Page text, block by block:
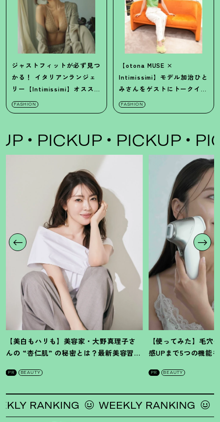
ジャストフィットが必ず見つ
かる ！
イタリアンランジェ
リー【Intimissimi】オススメ
のベーシックライン5選
FASHION
【otona MUSE ×
Intimissimi】モデル加治ひと
みさんをゲストにトークイベ
ントを開催
FASHION
PICKUP PICKUP
【美白もハリも】美容家・大野真理子さ
んの “杏仁肌” の秘密とは ？ 最新美容習慣
PR BEAUTY
【使ってみた】毛穴
感UPまで5つの機能
PR BEAUTY
RANKING WEEKLY RANKING